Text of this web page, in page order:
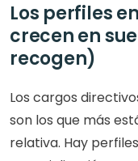
Los perfiles
crecen en
recogen)
Los cargos
son los que más
relativa. Hay